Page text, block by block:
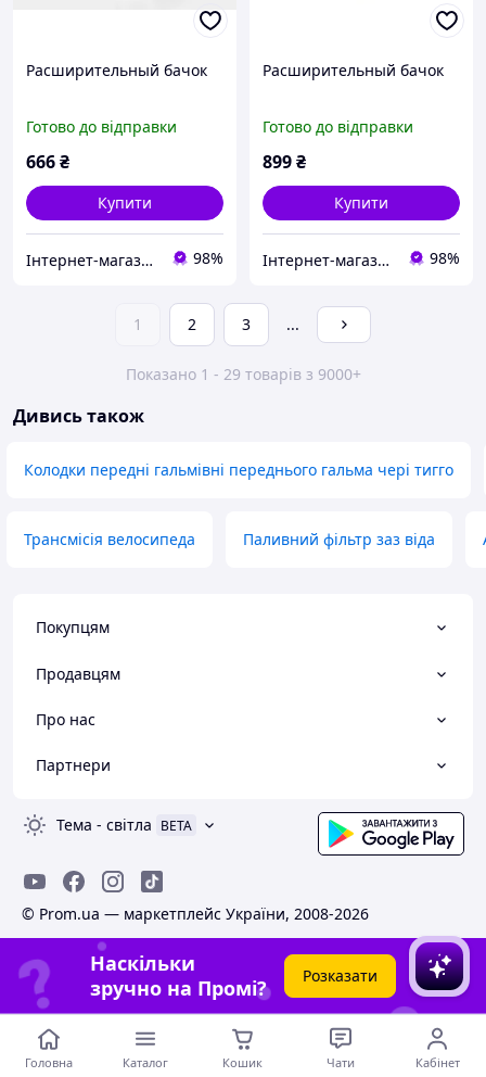
Расширительный бачок
Готово до відправки
666₴
Купити
Інтернет-магазин "Запчастини до авто і не тільки" 98%
Расширительный бачок
Готово до відправки
899₴
Купити
Інтернет-магазин "Запчастини до авто і не тільки" 98%
1 2 3 ...
Показано 1 - 29 товарів з 9000+
Дивись також
Колодки передні гальмівні переднього гальма чері тигго
Трансмісія велосипеда Паливний фільтр заз віда
Покупцям
Продавцям
Про нас
Партнери
Тема - світла BETA
© Prom.ua — маркетплейс України, 2008-2026
Наскільки
зручно на Промі?
Розказати
Головна Каталог Кошик Чати Кабінет